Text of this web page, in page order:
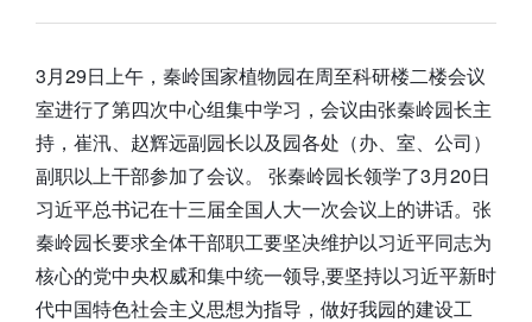
3月29日上午，秦岭国家植物园在周至科研楼二楼会议
室进行了第四次中心组集中学习，会议由张秦岭园长主
持，崔汛、赵辉远副园长以及园各处（办、室、公司）
副职以上干部参加了会议。 张秦岭园长领学了3月20日
习近平总书记在十三届全国人大一次会议上的讲话。张
秦岭园长要求全体干部职工要坚决维护以习近平同志为
核心的党中央权威和集中统一领导,要坚持以习近平新时
代中国特色社会主义思想为指导，做好我园的建设工